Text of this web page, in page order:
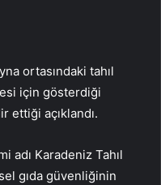
ortasındaki tahıl
için gösterdiği
ettiği açıklandı.
adı Karadeniz Tahıl
gıda güvenliğinin